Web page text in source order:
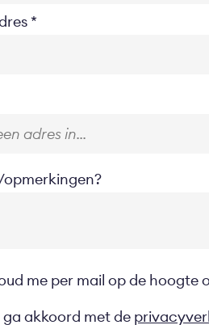
me per mail op de hoogte
ga akkoord met de